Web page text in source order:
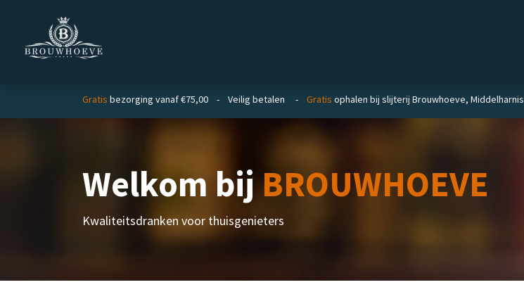
Gratis bezorging vanaf €75,00 - Veilig betalen - Gratis ophalen bij slijterij Brouwhoeve, Middelharnis
Welkom bijBROUWHOEVE
Kwaliteitsdranken voor thuisgenieters